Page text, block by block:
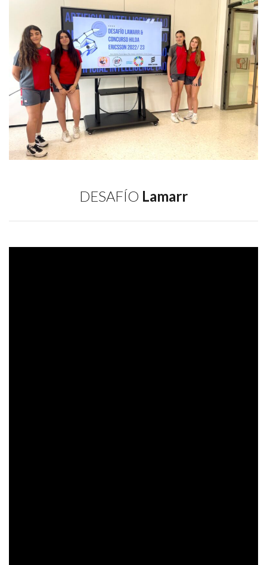
DESAFÍO Lamarr